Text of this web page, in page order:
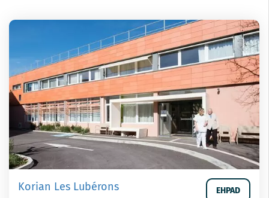
Korian Les Lubérons EHPAD